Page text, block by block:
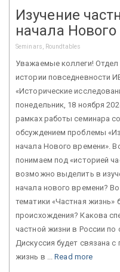
Изучение
начала
Seminars, Roundtables
Уважаемые коллеги! Отдел
истории повседневности
«Исторические
понедельник, 18 ноября
рамках работы семинара
обсуждением проблемы
начала Нового времени».
понимаем под «историей
возможно выделить в
начала нового времени?
тематики «Частная жизнь»
происхождения? Какова
частной жизни в России
Дискуссия будет связана с
жизнь в ...Read more